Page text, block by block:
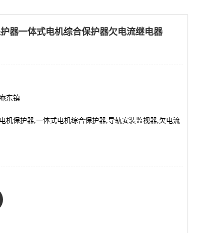
护器一体式电机综合保护器欠电流继电器
东镇
电机保护器,一体式电机综合保护器,导轨安装监视器,欠电流